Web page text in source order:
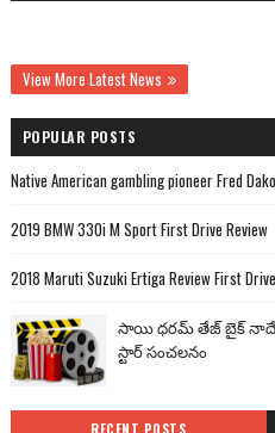
View More Latest News
POPULAR POSTS
Native American gambling pioneer Fred
2019 BMW 330i M Sport First Drive Review
2018 Maruti Suzuki Ertiga Review First Drive
సాయి ధరమ్ తేజ్ బైక్ నాదే..
స్టార్ సంచలనం